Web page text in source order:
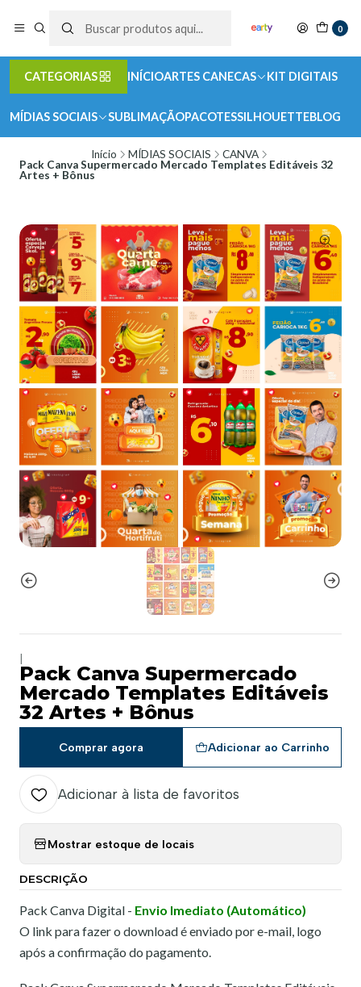
0
CATEGORIAS INÍCIOARTES CANECAS KIT DIGITAIS
MÍDIAS SOCIAIS SUBLIMAÇÃOPACOTESSILHOUETTEBLOG
Início MÍDIAS SOCIAIS
CANVA
Pack Canva Supermercado Mercado Templates Editáveis 32
Artes + Bônus
Pack Canva Supermercado
Mercado Templates Editáveis
32 Artes + Bônus
Adicionar ao Carrinho
Comprar agora
Adicionar à lista de favoritos
Mostrar estoque de locais
DESCRIÇÃO
Pack Canva Digital - Envio Imediato (Automático)
O link para fazer o download é enviado por e-mail, logo
após a confirmação do pagamento.